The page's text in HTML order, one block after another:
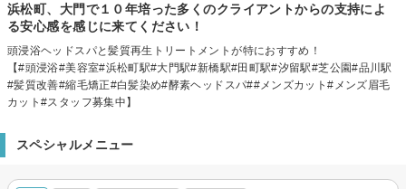
浜松町、大門で１０年培った多くのクライアントからの支持によ
る安心感を感じに来てください！
頭浸浴ヘッドスパと髪質再生トリートメントが特におすすめ！
【#頭浸浴#美容室#浜松町駅#大門駅#新橋駅#田町駅#汐留駅#芝公園#品川駅
#髪質改善#縮毛矯正#白髪染め#酵素ヘッドスパ##メンズカット#メンズ眉毛
カット#スタッフ募集中】
スペシャルメニュー